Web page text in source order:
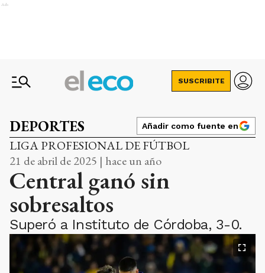
Ads
SUSCRIBITE
DEPORTES Añadir como fuente en
LIGA PROFESIONAL DE FÚTBOL
21 de abril de 2025 | hace un año
Central ganó sin
sobresaltos
Superó a Instituto de Córdoba, 3-0.